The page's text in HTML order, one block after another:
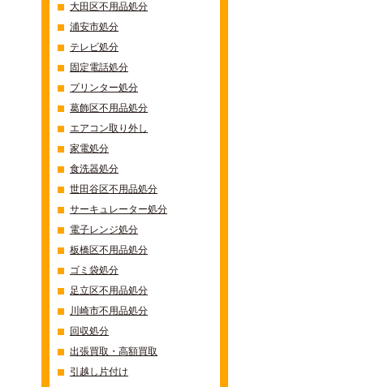
大田区不用品処分
浦安市処分
テレビ処分
固定電話処分
プリンター処分
葛飾区不用品処分
エアコン取り外し
家電処分
食洗器処分
世田谷区不用品処分
サーキュレーター処分
電子レンジ処分
板橋区不用品処分
ゴミ袋処分
足立区不用品処分
川崎市不用品処分
回収処分
出張買取・高額買取
引越し片付け